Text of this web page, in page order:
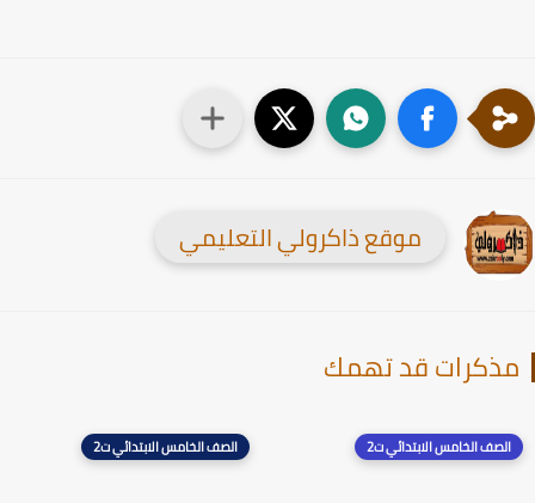
موقع ذاكرولي التعليمي
قد تهمك
الصف الخامس الابتدائي ت2 الصف الخامس الابتدائي ت2